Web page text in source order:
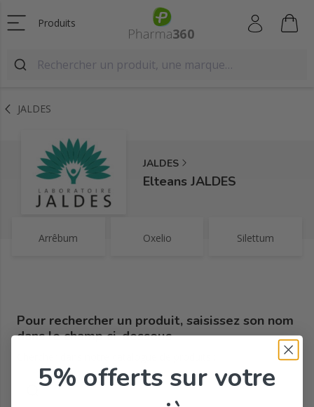
Produits
JALDES
JALDES
Elteans JALDES
Arrêbum Oxelio Silettum
Pour rechercher un produit, saisissez son nom
dans le champ ci-dessous
5% offerts sur votre